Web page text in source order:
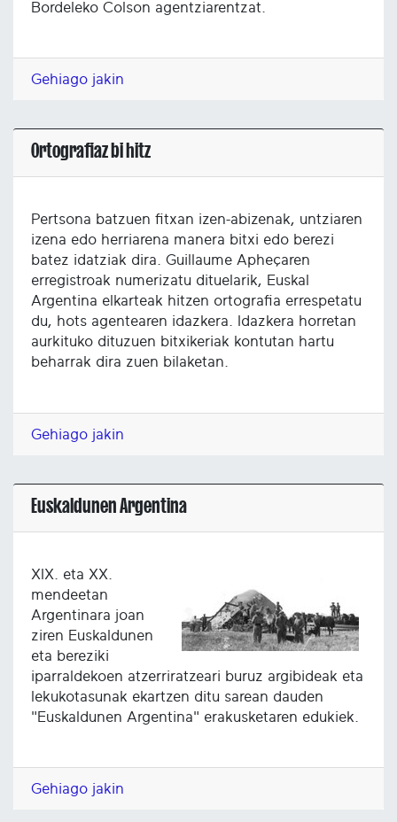
Bordeleko Colson agentziarentzat.
Gehiago jakin
Ortografiaz bi hitz
Pertsona batzuen fitxan izen-abizenak, untziaren
izena edo herriarena manera bitxi edo berezi
batez idatziak dira. Guillaume Apheçaren
erregistroak numerizatu dituelarik, Euskal
Argentina elkarteak hitzen ortografia errespetatu
du, hots agentearen idazkera. Idazkera horretan
aurkituko dituzuen bitxikeriak kontutan hartu
beharrak dira zuen bilaketan.
Gehiago jakin
Euskaldunen Argentina
XIX. eta XX.
mendeetan
Argentinara joan
ziren Euskaldunen
eta bereziki
iparraldekoen atzerriratzeari buruz argibideak eta
lekukotasunak ekartzen ditu sarean dauden
"Euskaldunen Argentina" erakusketaren edukiek.
Gehiago jakin